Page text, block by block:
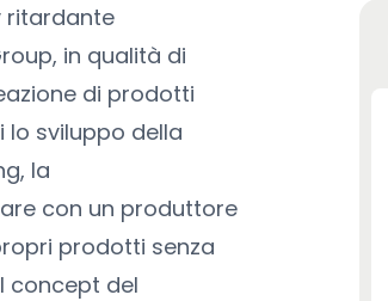
ritardante
in qualità di
di prodotti
lo sviluppo della
la
con un produttore
prodotti senza
concept del